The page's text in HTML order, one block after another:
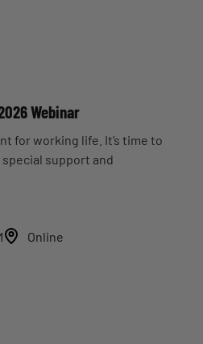
Webinar
for working life. It’s time to
support and
Online